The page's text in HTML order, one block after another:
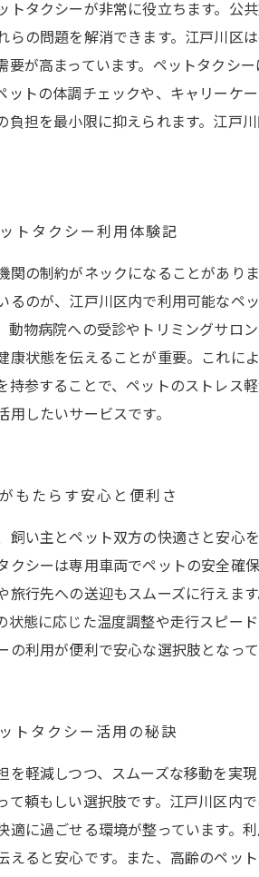
タクシーが非常に役立ちます。公
の問題を解消できます。江戸川区
が高まっています。ペットタクシ
トの体調チェックや、キャリーケ
担を最小限に抑えられます。江戸
トタクシー利用体験記
の制約がネックになることがあり
るのが、江戸川区内で利用可能な
物病院への受診やトリミングサロ
状態を伝えることが重要。これに
参することで、ペットのストレス
したいサービスです。
もたらす安心と便利さ
い主とペット双方の快適さと安心
シーは専用車両でペットの安全確
行先への送迎もスムーズに行えま
態に応じた温度調整や走行スピー
利用が便利で安心な選択肢となって
トタクシー活用の秘訣
軽減しつつ、スムーズな移動を実
頼もしい選択肢です。江戸川区内
に過ごせる環境が整っています。
ると安心です。また、高齢のペッ